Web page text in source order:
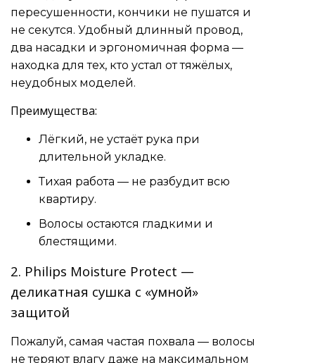
пересушенности, кончики не пушатся и
не секутся. Удобный длинный провод,
два насадки и эргономичная форма —
находка для тех, кто устал от тяжёлых,
неудобных моделей.
Преимущества:
Лёгкий, не устаёт рука при
длительной укладке.
Тихая работа — не разбудит всю
квартиру.
Волосы остаются гладкими и
блестящими.
2. Philips Moisture Protect —
деликатная сушка с «умной»
защитой
Пожалуй, самая частая похвала — волосы
не теряют влагу даже на максимальном